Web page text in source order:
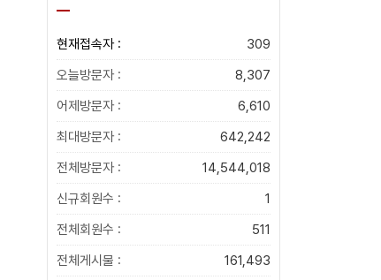
현재접속자 :
309
오늘방문자 :
8,307
어제방문자 :
6,610
최대방문자 :
642,242
전체방문자 :
14,544,018
신규회원수 :
1
전체회원수 :
511
전체게시물 :
161,493